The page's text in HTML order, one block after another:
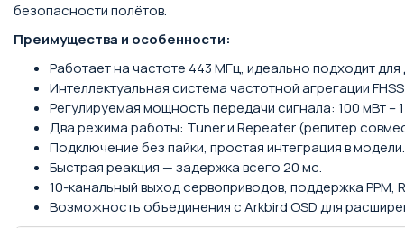
безопасности полётов.
Преимущества и особенности:
Работает на частоте 443 МГц, идеально подходит
Интеллектуальная система частотной агрегации
Регулируемая мощность передачи сигнала: 100 мВт –
Два режима работы: Tuner и Repeater (репитер
Подключение без пайки, простая интеграция в модели.
Быстрая реакция — задержка всего 20 мс.
10-канальный выход сервоприводов, поддержка PPM,
Возможность объединения с Arkbird OSD для